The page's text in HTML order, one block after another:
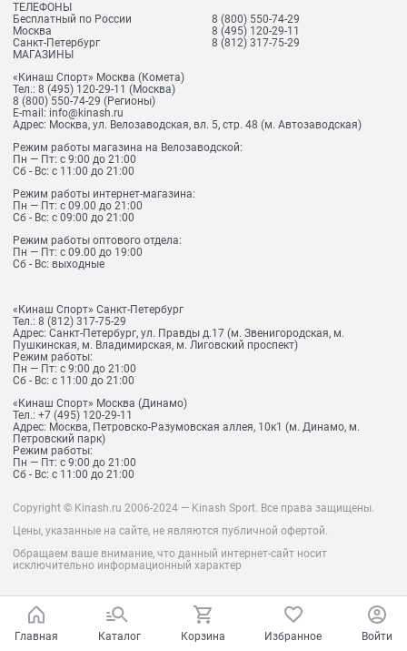
ТЕЛЕФОНЫ
Бесплатный по России
8 (800) 550-74-29
Москва
8 (495) 120-29-11
Санкт-Петербург
8 (812) 317-75-29
МАГАЗИНЫ
«Кинаш Спорт» Москва (Комета)
Тел.: 8 (495) 120-29-11 (Москва)
8 (800) 550-74-29 (Регионы)
E-mail: info@kinash.ru
Адрес: Москва, ул. Велозаводская, вл. 5, стр. 48 (м. Автозаводская)
Режим работы магазина на Велозаводской:
Пн — Пт: с 9:00 до 21:00
Сб - Вс: с 11:00 до 21:00
Режим работы интернет-магазина:
Пн — Пт: с 09.00 до 21:00
Сб - Вс: с 09:00 до 21:00
Режим работы оптового отдела:
Пн — Пт: с 09.00 до 19:00
Сб - Вс: выходные
«Кинаш Спорт» Санкт-Петербург
Тел.: 8 (812) 317-75-29
Адрес: Санкт-Петербург, ул. Правды д.17 (м. Звенигородская, м.
Пушкинская, м. Владимирская, м. Лиговский проспект)
Режим работы:
Пн — Пт: с 9:00 до 21:00
Сб - Вс: с 11:00 до 21:00
«Кинаш Спорт» Москва (Динамо)
Тел.: +7 (495) 120-29-11
Адрес: Москва, Петровско-Разумовская аллея, 10к1 (м. Динамо, м.
Петровский парк)
Режим работы:
Пн — Пт: с 9:00 до 21:00
Сб - Вс: с 11:00 до 21:00
Copyright © Kinash.ru 2006-2024 — Kinash Sport. Все права защищены.
Цены, указанные на сайте, не являются публичной офертой.
Обращаем ваше внимание, что данный интернет-сайт носит
исключительно информационный характер
Главная Каталог Корзина Избранное Войти